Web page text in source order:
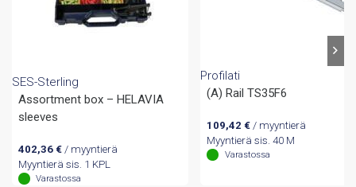
SES-Sterling
Assortment box – HELAVIA
sleeves
402,36 €/ myyntierä
Myyntierä sis. 1 KPL
Varastossa
Profilati
(A) Rail TS35F6
109,42 € / myyntierä
Myyntierä sis. 40 M
Varastossa